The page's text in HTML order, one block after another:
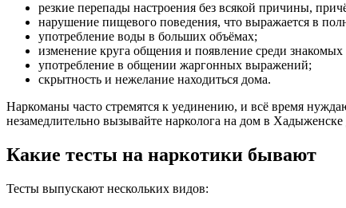
резкие перепады настроения без всякой причины,
нарушение пищевого поведения, что выражается в
употребление воды в больших объёмах;
изменение круга общения и появление среди
употребление в общении жаргонных выражений;
скрытность и нежелание находиться дома.
Наркоманы часто стремятся к уединению, и всё время
незамедлительно вызывайте нарколога на дом в
Какие тесты на наркотики бывают
Тесты выпускают нескольких видов: